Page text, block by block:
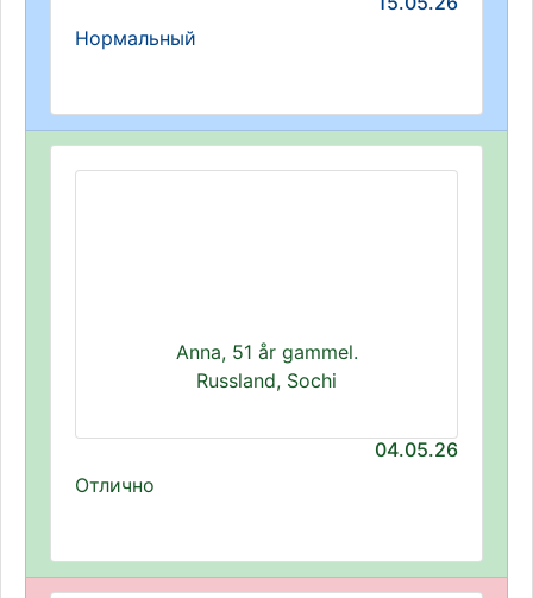
Нормальный
Anna, 51 år gammel.
Russland, Sochi
04.05.26
Отлично